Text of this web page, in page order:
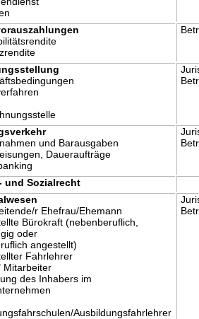
und Barausgaben
Daueraufträge
und Sozialrecht
r Ehefrau/Ehemann
Bürokraft (nebenberuflich,
oder
angestellt)
Fahrlehrer
Mitarbeiter
des Inhabers im
Ausbildungsfahrlehrer